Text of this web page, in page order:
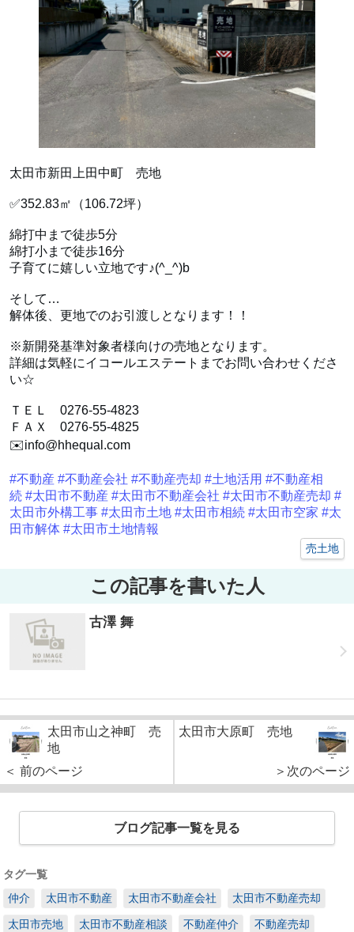
太田市新田上田中町 売地
✅352.83㎡（106.72坪）
綿打中まで徒歩5分‍
綿打小まで徒歩16分
子育てに嬉しい立地です♪(^_^)b
そして…
解体後、更地でのお引渡しとなります！！
※新開発基準対象者様向けの売地となります。
詳細は気軽にイコールエステートまでお問い合わせくださ
い☆
ＴＥＬ 0276-55-4823
ＦＡＸ 0276-55-4825
✉️info@hhequal.com
#不動産 #不動産会社 #不動産売却 #土地活用 #不動産相
続 #太田市不動産 #太田市不動産会社 #太田市不動産売却 #
太田市外構工事 #太田市土地 #太田市相続 #太田市空家 #太
田市解体 #太田市土地情報
売土地
この記事を書いた人
古澤 舞
太田市山之神町 売
地
＜ 前のページ
太田市大原町 売地
＞次のページ
ブログ記事一覧を見る
タグ一覧
仲介
太田市不動産 太田市不動産会社 太田市不動産売却
太田市売地 太田市不動産相談 不動産仲介 不動産売却